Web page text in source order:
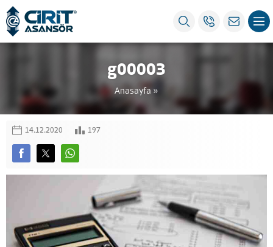
g00003
Anasayfa »
14.12.2020 197